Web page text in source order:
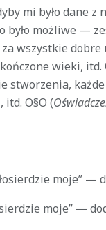
mi było dane
było możliwe —
wszystkie
wieki,
stworzenia, każde
itd. O§O (
moje” —
moje” —